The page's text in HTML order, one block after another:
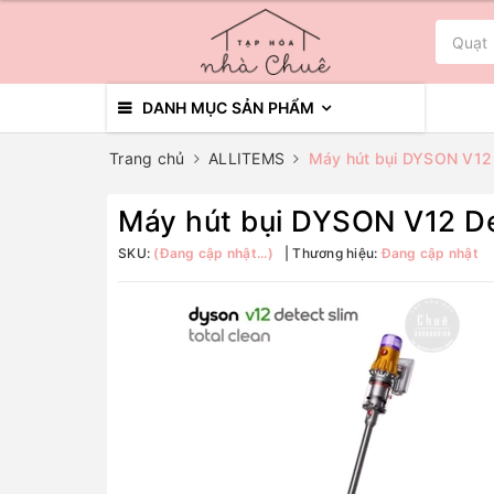
DANH MỤC SẢN PHẨM
Trang chủ ALLITEMS Máy hút bụi DYSON
Máy hút bụi DYSON V12
SKU: (Đang cập nhật...) Thương hiệu:Đang cập nhật